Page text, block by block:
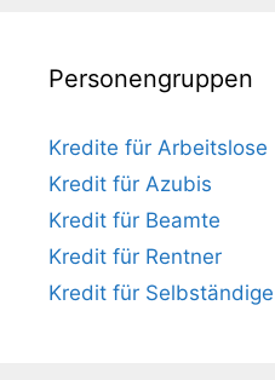
Personengruppen
Kredite für Arbeitslose
Kredit für Azubis
Kredit für Beamte
Kredit für Rentner
Kredit für Selbständige